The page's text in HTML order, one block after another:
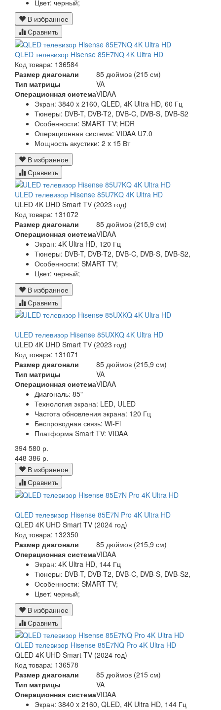
Цвет: черный;
В избранное
Сравнить
QLED телевизор Hisense 85E7NQ 4K Ultra HD
Код товара: 136584
Размер диагонали
85 дюймов (215 см)
Тип матрицы
VA
Операционная системаVIDAA
Экран: 3840 x 2160, QLED, 4K Ultra HD, 60 Гц
Тюнеры: DVB-T, DVB-T2, DVB-C, DVB-S, DVB-S2
Особенности: SMART TV; HDR
Операционная система: VIDAA U7.0
Мощность акустики: 2 x 15 Вт
В избранное
Сравнить
ULED телевизор Hisense 85U7KQ 4K Ultra HD
ULED 4K UHD Smart TV (2023 год)
Код товара: 131072
Размер диагонали
85 дюймов (215,9 см)
Операционная системаVIDAA
Экран: 4K Ultra HD, 120 Гц
Тюнеры: DVB-T, DVB-T2, DVB-C, DVB-S, DVB-S2,
Особенности: SMART TV;
Цвет: черный;
В избранное
Сравнить
ULED телевизор Hisense 85UXKQ 4K Ultra HD
ULED 4K UHD Smart TV (2023 год)
Код товара: 131071
Размер диагонали
85 дюймов (215,9 см)
Тип матрицы
VA
Операционная системаVIDAA
Диагональ: 85"
Технология экрана: LED, ULED
Частота обновления экрана: 120 Гц
Беспроводная связь: Wi-Fi
Платформа Smart TV: VIDAA
394 580 р.
448 386 р.
В избранное
Сравнить
QLED телевизор Hisense 85E7N Pro 4K Ultra HD
QLED 4K UHD Smart TV (2024 год)
Код товара: 132350
Размер диагонали
85 дюймов (215,9 см)
Операционная системаVIDAA
Экран: 4K Ultra HD, 144 Гц
Тюнеры: DVB-T, DVB-T2, DVB-C, DVB-S, DVB-S2,
Особенности: SMART TV;
Цвет: черный;
В избранное
Сравнить
QLED телевизор Hisense 85E7NQ Pro 4K Ultra HD
QLED 4K UHD Smart TV (2024 год)
Код товара: 136578
Размер диагонали
85 дюймов (215 см)
Тип матрицы
VA
Операционная системаVIDAA
Экран: 3840 x 2160, QLED, 4K Ultra HD, 144 Гц